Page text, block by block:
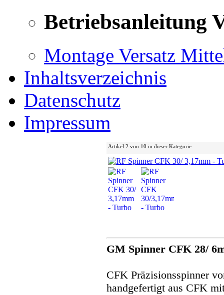
Betriebsanleitung
Montage Versatz
Inhaltsverzeichnis
Datenschutz
Impressum
Artikel 2 von 10 in dieser Kategorie
GM Spinner CFK 28/
CFK Präzisionsspinner
handgefertigt aus CFK